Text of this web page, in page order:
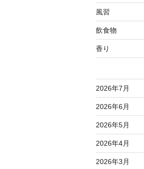
風習
飲食物
香り
2026年7月
2026年6月
2026年5月
2026年4月
2026年3月